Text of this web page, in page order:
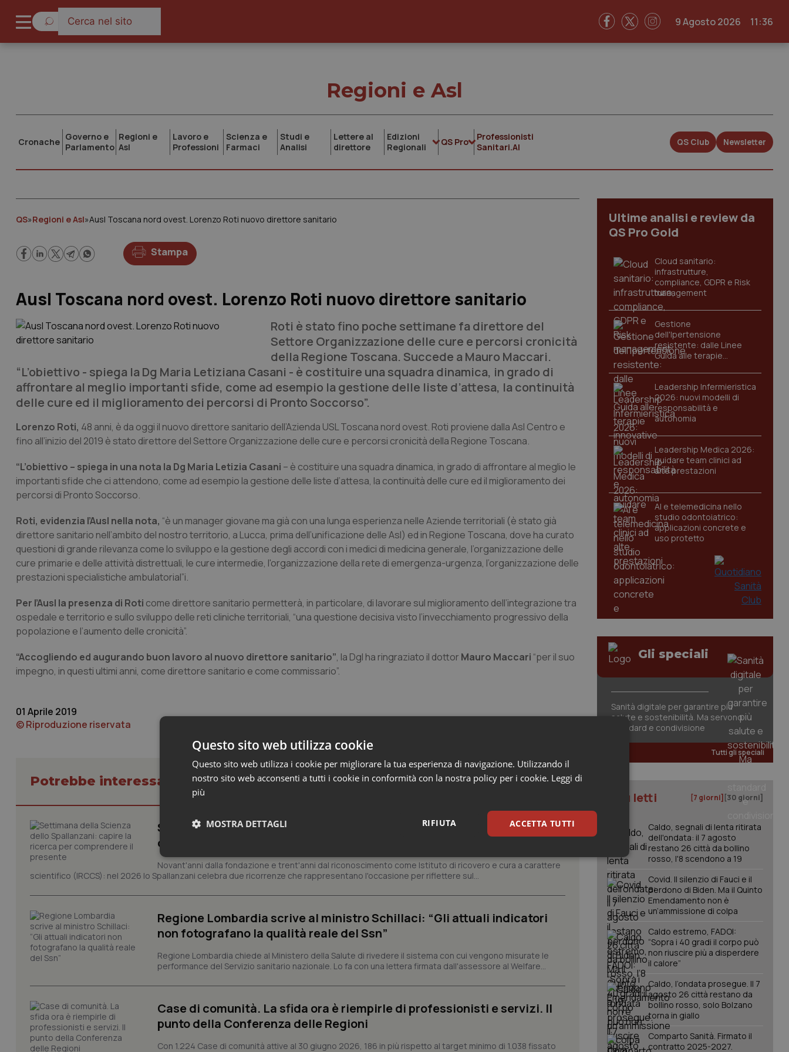
9 Agosto 2026 11:36
Regioni e Asl
Cronache Governo e
Parlamento
Regioni e
Asl
Lavoro e
Professioni
Scienza e
Farmaci
Studi e
Analisi
Lettere al
direttore
Edizioni
Regionali
QS Pro
Professionisti
Sanitari.AI
QS Club Newsletter
QS»Regioni e Asl»Ausl Toscana nord ovest. Lorenzo Roti nuovo direttore sanitario
Stampa
Ausl Toscana nord ovest. Lorenzo Roti nuovo direttore sanitario
Roti è stato fino poche settimane fa direttore del
Settore Organizzazione delle cure e percorsi cronicità
della Regione Toscana. Succede a Mauro Maccari.
“L’obiettivo - spiega la Dg Maria Letiziana Casani - è costituire una squadra dinamica, in grado di
affrontare al meglio importanti sfide, come ad esempio la gestione delle liste d’attesa, la continuità
delle cure ed il miglioramento dei percorsi di Pronto Soccorso”.
Lorenzo Roti, 48 anni, è da oggi il nuovo direttore sanitario dell’Azienda USL Toscana nord ovest. Roti proviene dalla Asl Centro e
fino all’inizio del 2019 è stato direttore del Settore Organizzazione delle cure e percorsi cronicità della Regione Toscana.
“L’obiettivo – spiega in una nota la Dg Maria Letizia Casani – è costituire una squadra dinamica, in grado di affrontare al meglio le
importanti sfide che ci attendono, come ad esempio la gestione delle liste d’attesa, la continuità delle cure ed il miglioramento dei
percorsi di Pronto Soccorso.
Roti, evidenzia l’Ausl nella nota, “è un manager giovane ma già con una lunga esperienza nelle Aziende territoriali (è stato già
direttore sanitario nell’ambito del nostro territorio, a Lucca, prima dell’unificazione delle Asl) ed in Regione Toscana, dove ha curato
questioni di grande rilevanza come lo sviluppo e la gestione degli accordi con i medici di medicina generale, l’organizzazione delle
cure primarie e delle attività distrettuali, le cure intermedie, l'organizzazione della rete di emergenza-urgenza, l’organizzazione delle
prestazioni specialistiche ambulatorial”i.
Per l’Ausl la presenza di Roti come direttore sanitario permetterà, in particolare, di lavorare sul miglioramento dell’integrazione tra
ospedale e territorio e sullo sviluppo delle reti cliniche territoriali, “una questione decisiva visto l’invecchiamento progressivo della
popolazione e l’aumento delle cronicità”.
“Accogliendo ed augurando buon lavoro al nuovo direttore sanitario”, la Dgl ha ringraziato il dottor Mauro Maccari “per il suo
impegno, in questi ultimi anni, come direttore sanitario e come commissario”.
01 Aprile 2019
© Riproduzione riservata
Potrebbe interessarti in Regioni e Asl
Settimana della Scienza dello Spallanzani: capire la ricerca per
comprendere il presente
Novant'anni dalla fondazione e trent'anni dal riconoscimento come Istituto di ricovero e cura a carattere
scientifico (IRCCS): nel 2026 lo Spallanzani celebra due ricorrenze che rappresentano l'occasione per riflettere sul...
Regione Lombardia scrive al ministro Schillaci: “Gli attuali indicatori
non fotografano la qualità reale del Ssn”
Regione Lombardia chiede al Ministero della Salute di rivedere il sistema con cui vengono misurate le
performance del Servizio sanitario nazionale. Lo fa con una lettera firmata dall'assessore al Welfare...
Case di comunità. La sfida ora è riempirle di professionisti e servizi. Il
punto della Conferenza delle Regioni
Con 1.224 Case di comunità attive al 30 giugno 2026, 186 in più rispetto al target minimo di 1.038 fissato
Ultime analisi e review da
QS Pro Gold
Cloud sanitario:
infrastrutture,
compliance, GDPR e Risk
management
Gestione
dell'Ipertensione
resistente: dalle Linee
Guida alle terapie
innovative
Leadership Infermieristica
2026: nuovi modelli di
responsabilità e
autonomia
Leadership Medica 2026:
guidare team clinici ad
alte prestazioni
AI e telemedicina nello
studio odontoiatrico:
applicazioni concrete e
uso protetto
Gli speciali
Sanità digitale per garantire più
salute e sostenibilità. Ma servono
standard e condivisione
Tutti gli speciali
I più letti [7 giorni] [30 giorni]
Caldo, segnali di lenta ritirata
dell'ondata: il 7 agosto
restano 26 città da bollino
rosso, l'8 scendono a 19
Covid. Il silenzio di Fauci e il
perdono di Biden. Ma il Quinto
Emendamento non è
un’ammissione di colpa
Caldo estremo, FADOI:
“Sopra i 40 gradi il corpo può
non riuscire più a disperdere
il calore”
Caldo, l’ondata prosegue. Il 7
agosto 26 città restano da
bollino rosso, solo Bolzano
torna in giallo
Comparto Sanità. Firmato il
contratto 2025-2027.
Questo sito web utilizza cookie
Questo sito web utilizza i cookie per migliorare la tua esperienza di navigazione. Utilizzando il
nostro sito web acconsenti a tutti i cookie in conformità con la nostra policy per i cookie. Leggi di
più
ACCETTA TUTTI
RIFIUTA
MOSTRA DETTAGLI
Necessari Statistici Marketing
I cookie necessari contribuiscono a rendere fruibile il sito web abilitandone funzionalità di base quali la navigazione sulle pagine
e l'accesso alle aree protette del sito. Il sito web non è in grado di funzionare correttamente senza questi cookie.
VISITOR_PRIVACY_METADATA
YouTube
.youtube.com
5 mesi 4
settimane
Questo cookie viene utilizzato per memorizzare le
scelte di consenso e privacy dell'utente per la loro
preferenze siano onorate nelle sessioni future.